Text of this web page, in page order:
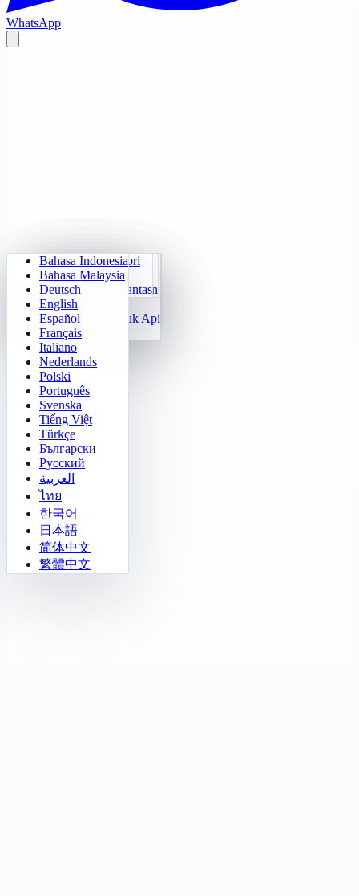
Aritmetik Harian
Jurulatih Sifir Darab
Kiraan Pantas 24
Fungsi
Isi Corak Nombor
Sudoku
Klotski Nombor
2048
Tetris
Penyapu Periuk Api
Gomoku
Padamkan Lampu
Misi Maze
Cabaratan Sokoban
Matriks Memori
Jejak Sasaran
Pembezaan Pantas
Bahasa Indonesia
Bahasa Malaysia
Deutsch
English
Español
Français
Italiano
Nederlands
Polski
Português
Svenska
Tiếng Việt
Türkçe
Български
Русский
العربية
ไทย
한국어
日本語
简体中文
繁體中文
WhatsApp